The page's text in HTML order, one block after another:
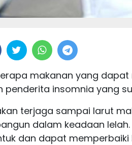
makanan yang dapat
penderita insomnia yang
terjaga sampai larut
dalam keadaan
dan dapat memperbaiki